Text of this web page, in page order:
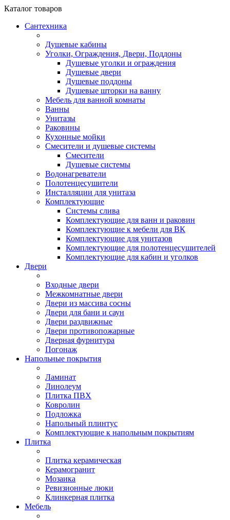
Каталог товаров
Сантехника
Душевые кабины
Уголки, Ограждения, Двери, Поддоны
Душевые уголки и ограждения
Душевые двери
Душевые поддоны
Душевые шторки на ванну
Мебель для ванной комнаты
Ванны
Унитазы
Раковины
Кухонные мойки
Смесители и душевые системы
Смесители
Душевые системы
Водонагреватели
Полотенцесушители
Инсталляции для унитаза
Комплектующие
Системы слива
Комплектующие для ванн и раковин
Комплектующие к мебели для ВК
Комплектующие для унитазов
Комплектующие для полотенцесушителей
Комплектующие для кабин и уголков
Двери
Входные двери
Межкомнатные двери
Двери из массива сосны
Двери для бани и саун
Двери раздвижные
Двери противопожарные
Дверная фурнитура
Погонаж
Напольные покрытия
Ламинат
Линолеум
Плитка ПВХ
Ковролин
Подложка
Напольный плинтус
Комплектующие к напольным покрытиям
Плитка
Плитка керамическая
Керамогранит
Мозаика
Ревизионные люки
Клинкерная плитка
Мебель